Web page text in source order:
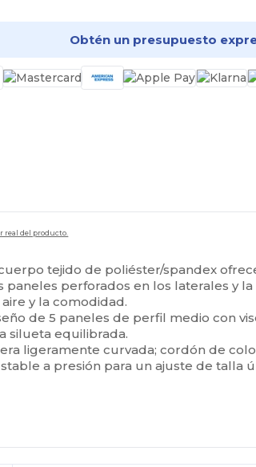
Obtén un presupuesto
real del producto.
tejido de poliéster/spandex
paneles perforados en los laterales y
y la comodidad.
de 5 paneles de perfil medio con
silueta equilibrada.
ligeramente curvada; cordón de
a presión para un ajuste de talla